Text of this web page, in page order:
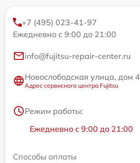
+7 (495) 023-41-97
Ежедневно с 9:00 до 21:00
info@fujitsu-repair-center.ru
Новослободская улица, дом 4
Адрес сервисного центра Fujitsu
Режим работы:
Ежедневно с 9:00 до 21:00
Способы оплаты